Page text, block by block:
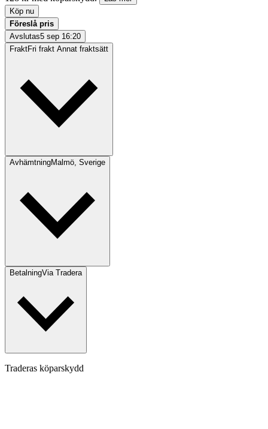
Köp nu
Föreslå pris
Avslutas5 sep 16:20
FraktFri frakt Annat fraktsätt
AvhämtningMalmö, Sverige
BetalningVia Tradera
Traderas köparskydd